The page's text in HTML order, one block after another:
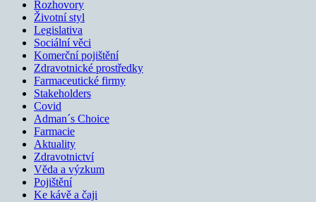
Rozhovory
Životní styl
Legislativa
Sociální věci
Komerční pojištění
Zdravotnické prostředky
Farmaceutické firmy
Stakeholders
Covid
Adman´s Choice
Farmacie
Aktuality
Zdravotnictví
Věda a výzkum
Pojištění
Ke kávě a čaji